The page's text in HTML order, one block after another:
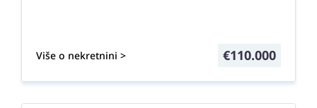
Više o nekretnini > €110.000